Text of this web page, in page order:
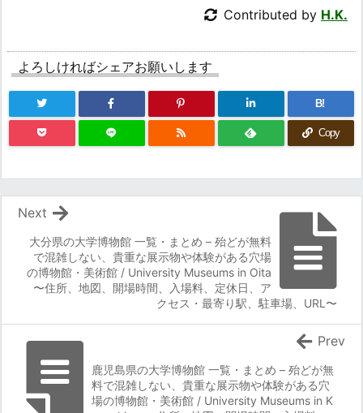
Contributed by H.K.
よろしければシェアお願いします
B!
Copy
大分県の大学博物館 一覧・まとめ – 殆どが無料
で混雑しない、貴重な展示物や体験がある穴場
の博物館・美術館 / University Museums in Oita
〜住所、地図、開場時間、入場料、定休日、ア
クセス・最寄り駅、駐車場、URL〜
Next
鹿児島県の大学博物館 一覧・まとめ – 殆どが無
料で混雑しない、貴重な展示物や体験がある穴
場の博物館・美術館 / University Museums in K
Prev